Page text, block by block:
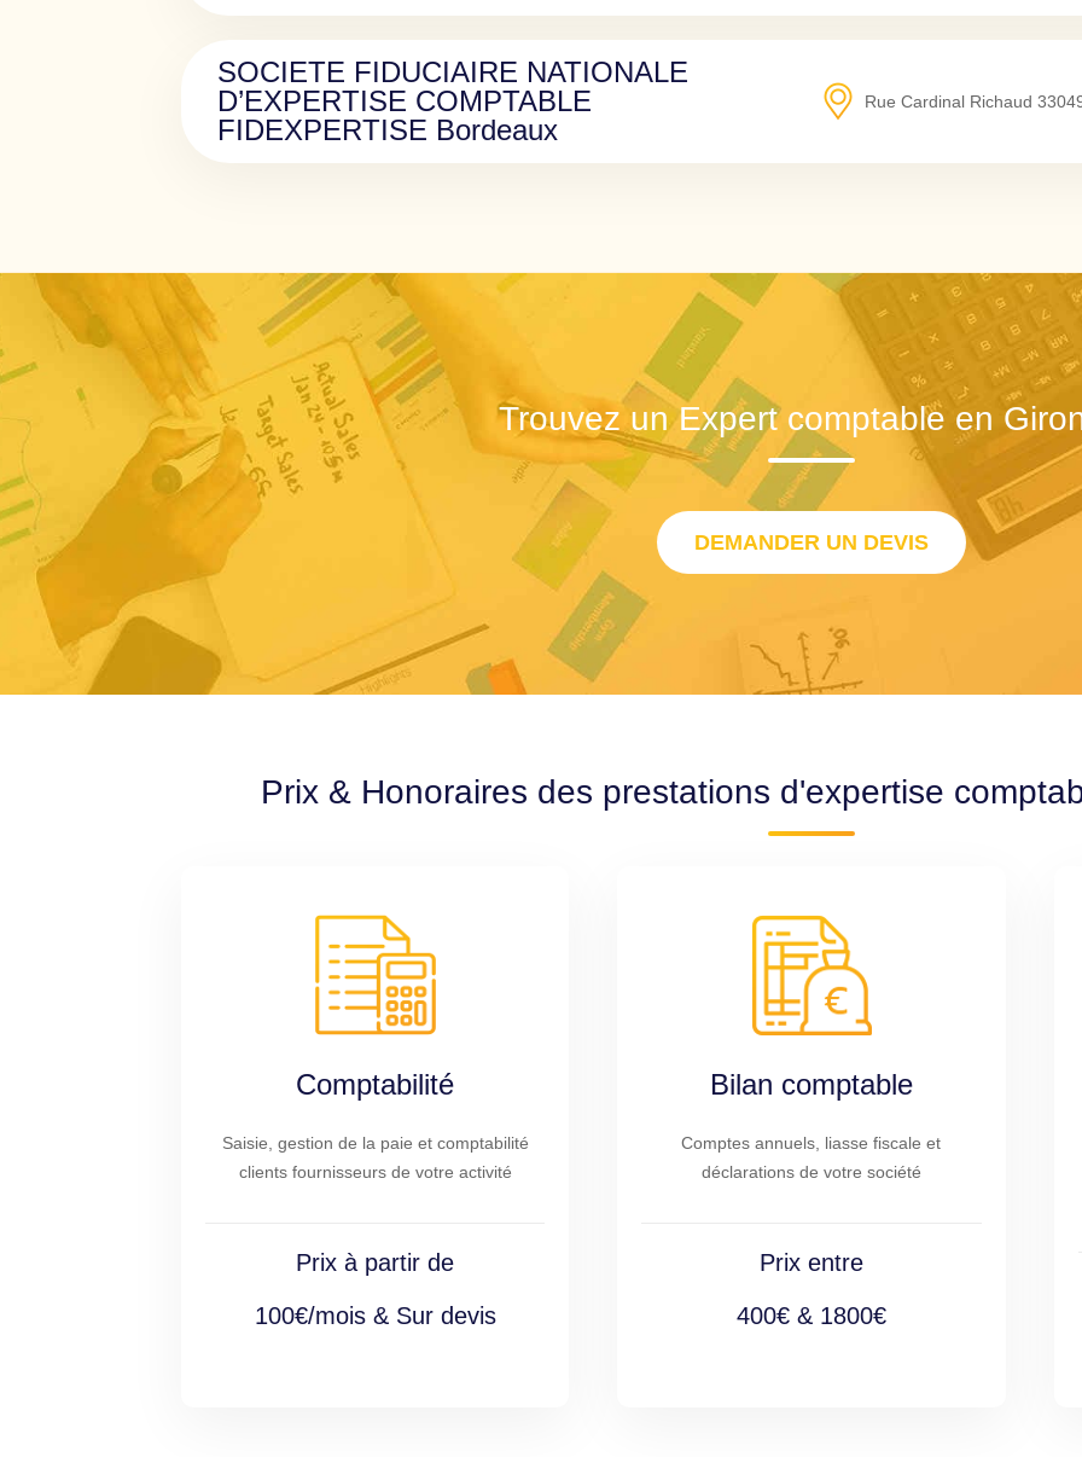
SOCIETE FIDUCIAIRE NATIONALE
D’EXPERTISE COMPTABLE
FIDEXPERTISE Bordeaux
Rue Cardinal Richaud
Trouvez un Expert comptable en
DEMANDER UN DEVIS
Prix & Honoraires des prestations d'expertise
Comptabilité
Saisie, gestion de la paie et comptabilité
clients fournisseurs de votre activité
Prix à partir de
100€/mois & Sur devis
Bilan comptable
Comptes annuels, liasse fiscale et
déclarations de votre société
Prix entre
400€ & 1800€